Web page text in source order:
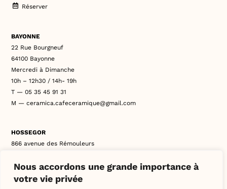
Nous accordons une grande importance à
votre vie privée
Réserver
BAYONNE
22 Rue Bourgneuf
64100 Bayonne
Mercredi à Dimanche
10h – 12h30 / 14h- 19h
T — 05 35 45 91 31
M — ceramica.cafeceramique@gmail.com
HOSSEGOR
866 avenue des Rémouleurs
Mercredi à Lundi
10h – 12h30 / 14h- 19h